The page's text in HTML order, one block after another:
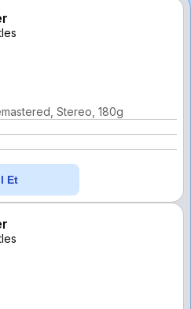
Stereo, 180g
Et